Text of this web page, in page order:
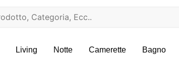
Living Notte Camerette Bagno